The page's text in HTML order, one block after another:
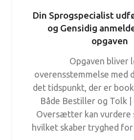
Din Sprogspecialist
og Gensidig
opgaven
Opgaven bliver
overensstemmelse med
det tidspunkt, der er
Både Bestiller og Tolk |
Oversætter kan vurdere
hvilket skaber tryghed